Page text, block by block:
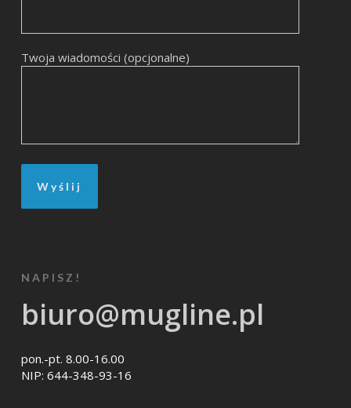
Twoja wiadomości (opcjonalne)
NAPISZ!
biuro@mugline.pl
pon.-pt. 8.00-16.00
NIP: 644-348-93-16